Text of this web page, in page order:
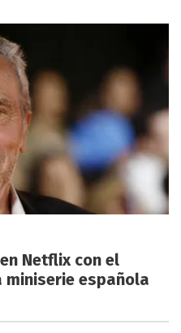
Netflix con el
miniserie española